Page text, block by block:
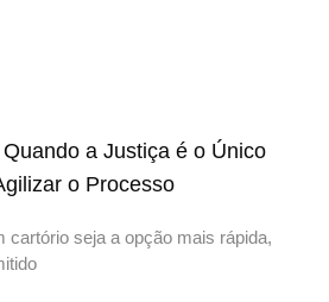
a Justiça é o Único
o Processo
cartório seja a opção mais rápida,